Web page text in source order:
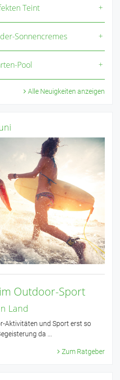
Teint
Sonnencremes
Pool
Alle Neuigkeiten anzeigen
Outdoor-Sport
Land
Aktivitäten und Sport erst so
da ...
Zum Ratgeber